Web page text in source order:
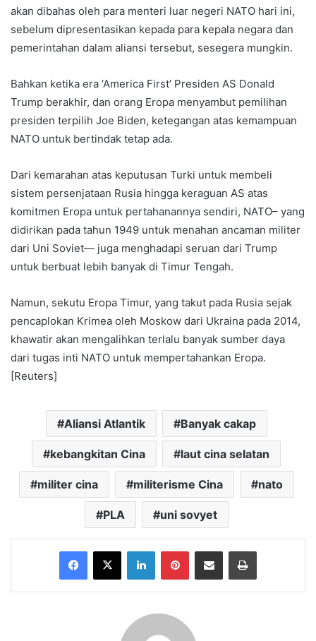
akan dibahas oleh para menteri luar negeri NATO hari ini,
sebelum dipresentasikan kepada para kepala negara dan
pemerintahan dalam aliansi tersebut, sesegera mungkin.
Bahkan ketika era ‘America First’ Presiden AS Donald
Trump berakhir, dan orang Eropa menyambut pemilihan
presiden terpilih Joe Biden, ketegangan atas kemampuan
NATO untuk bertindak tetap ada.
Dari kemarahan atas keputusan Turki untuk membeli
sistem persenjataan Rusia hingga keraguan AS atas
komitmen Eropa untuk pertahanannya sendiri, NATO– yang
didirikan pada tahun 1949 untuk menahan ancaman militer
dari Uni Soviet— juga menghadapi seruan dari Trump
untuk berbuat lebih banyak di Timur Tengah.
Namun, sekutu Eropa Timur, yang takut pada Rusia sejak
pencaplokan Krimea oleh Moskow dari Ukraina pada 2014,
khawatir akan mengalihkan terlalu banyak sumber daya
dari tugas inti NATO untuk mempertahankan Eropa.
[Reuters]
Aliansi Atlantik Banyak cakap
kebangkitan Cina laut cina selatan
militer cina militerisme Cina nato
PLA uni sovyet
Facebook
X LinkedInPinterestShare via Email Print